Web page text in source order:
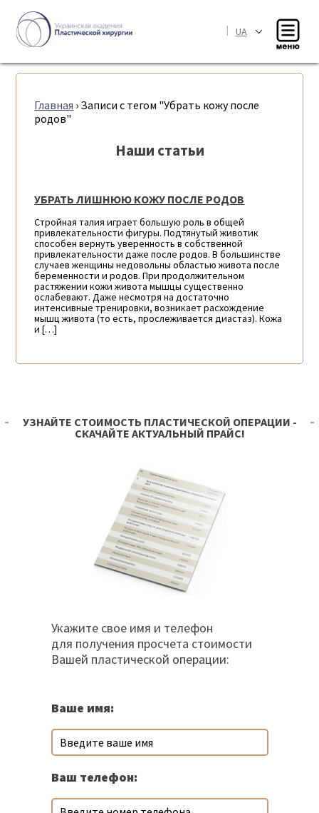
| UA
Главная › Записи с тегом "Убрать кожу после
родов"
Наши статьи
УБРАТЬ ЛИШНЮЮ КОЖУ ПОСЛЕ РОДОВ
Стройная талия играет большую роль в общей
привлекательности фигуры. Подтянутый животик
способен вернуть уверенность в собственной
привлекательности даже после родов. В большинстве
случаев женщины недовольны областью живота после
беременности и родов. При продолжительном
растяжении кожи живота мышцы существенно
ослабевают. Даже несмотря на достаточно
интенсивные тренировки, возникает расхождение
мышц живота (то есть, прослеживается диастаз). Кожа
и […]
УЗНАЙТЕ СТОИМОСТЬ ПЛАСТИЧЕСКОЙ ОПЕРАЦИИ -
СКАЧАЙТЕ АКТУАЛЬНЫЙ ПРАЙС!
Укажите свое имя и телефон
для получения просчета стоимости
Вашей пластической операции:
Ваше имя:
Ваш телефон: